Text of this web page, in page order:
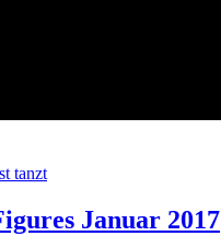
tanzt
Januar 2017